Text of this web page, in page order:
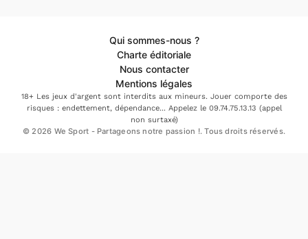
Qui sommes-nous ?
Charte éditoriale
Nous contacter
Mentions légales
18+ Les jeux d'argent sont interdits aux mineurs. Jouer comporte des
risques : endettement, dépendance... Appelez le 09.74.75.13.13 (appel
non surtaxé)
© 2026 We Sport - Partageons notre passion !. Tous droits réservés.